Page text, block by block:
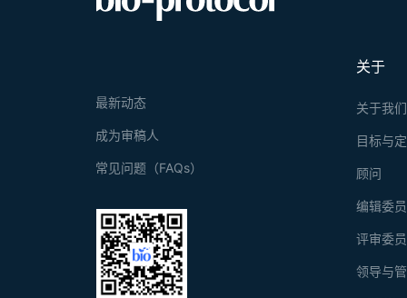
关于
关于我们
目标与
顾问
编辑委
评审委
领导与
最新动态
成为审稿人
常见问题（FAQs）